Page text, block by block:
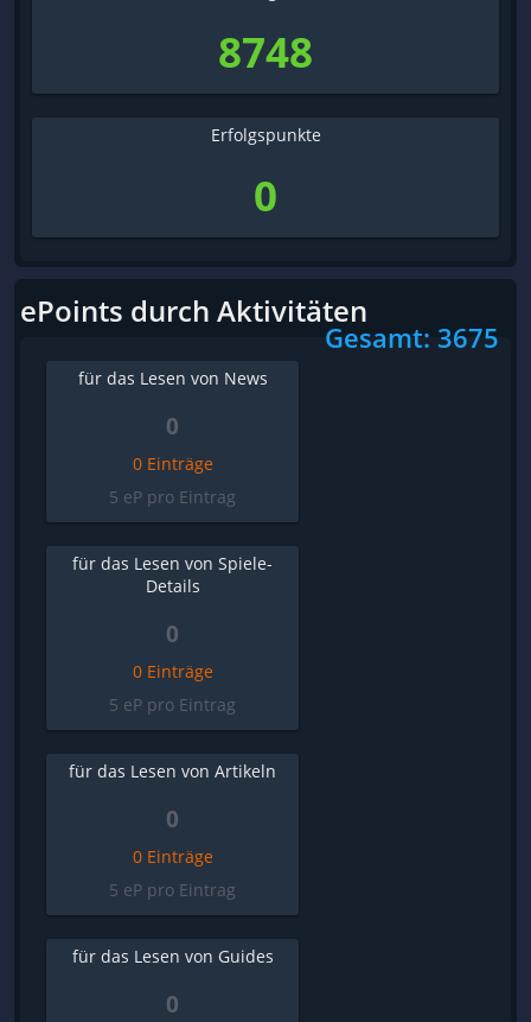
8748
Erfolgspunkte
0
ePoints durch Aktivitäten
Gesamt: 3675
für das Lesen von News
0
0 Einträge
5 eP pro Eintrag
für das Lesen von Spiele-
Details
0
0 Einträge
5 eP pro Eintrag
für das Lesen von Artikeln
0
0 Einträge
5 eP pro Eintrag
für das Lesen von Guides
0